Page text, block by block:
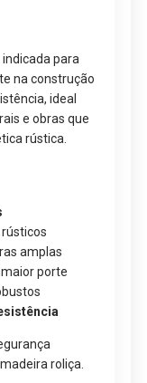
para
na construção
ideal
e obras que
rústica.
amplas
porte
roliça.